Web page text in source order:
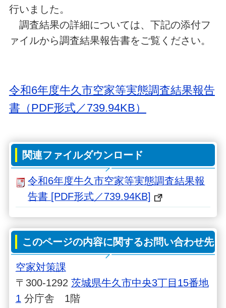
行いました。
調査結果の詳細については、下記の添付フ
ァイルから調査結果報告書をご覧ください。
令和6年度牛久市空家等実態調査結果報告
書（PDF形式／739.94KB）
関連ファイルダウンロード
令和6年度牛久市空家等実態調査結果報
告書 [PDF形式／739.94KB]
このページの内容に関するお問い合わせ先
空家対策課
〒300-1292 茨城県牛久市中央3丁目15番地
1 分庁舎 1階